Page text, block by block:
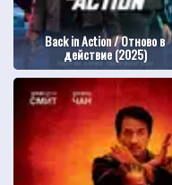
Back in Action / Отново в
действие (2025)